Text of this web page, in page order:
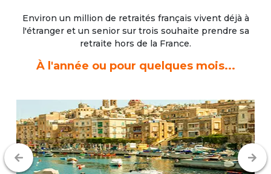
Environ un million de retraités français vivent déjà à
l'étrangeret un senior sur trois souhaite prendre sa
retraite hors de la France.
À l'année ou pour quelques mois...